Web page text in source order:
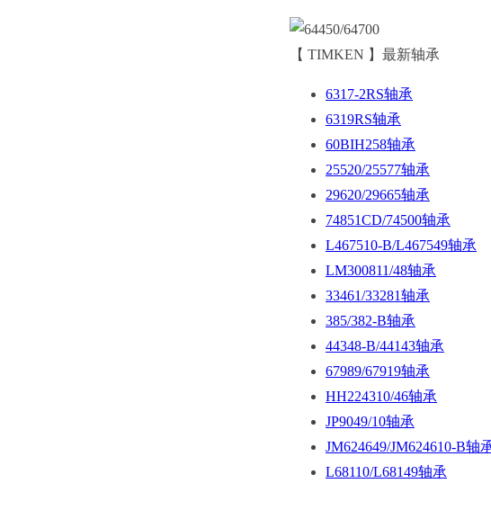
【 TIMKEN 】最新轴承
6317-2RS轴承
6319RS轴承
60BIH258轴承
25520/25577轴承
29620/29665轴承
74851CD/74500轴承
L467510-B/L467549轴承
LM300811/48轴承
33461/33281轴承
385/382-B轴承
44348-B/44143轴承
67989/67919轴承
HH224310/46轴承
JP9049/10轴承
JM624649/JM624610-B轴
L68110/L68149轴承